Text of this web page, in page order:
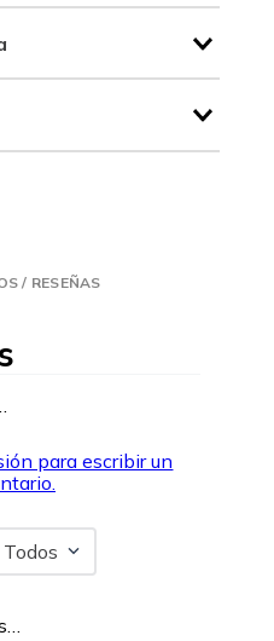
/ RESEÑAS
para escribir un
Todos